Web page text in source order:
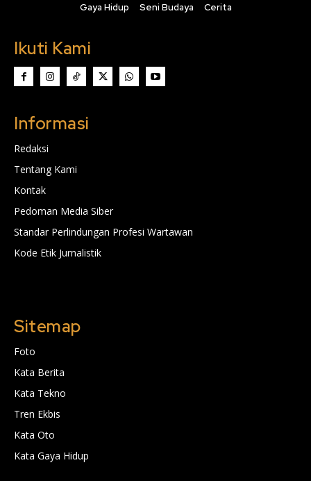
Gaya Hidup
Seni Budaya Cerita
Ikuti Kami
Informasi
Redaksi
Tentang Kami
Kontak
Pedoman Media Siber
Standar Perlindungan Profesi Wartawan
Kode Etik Jurnalistik
Sitemap
Foto
Kata Berita
Kata Tekno
Tren Ekbis
Kata Oto
Kata Gaya Hidup